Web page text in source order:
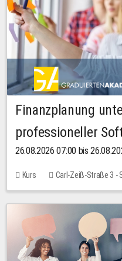
Finanzplanung
professioneller
26.08.2026 07:00 bis
Kurs Carl-Zeiß-Straße 3 -
20,00 EUR